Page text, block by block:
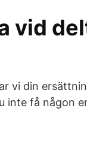
vid
vi din
inte få någon